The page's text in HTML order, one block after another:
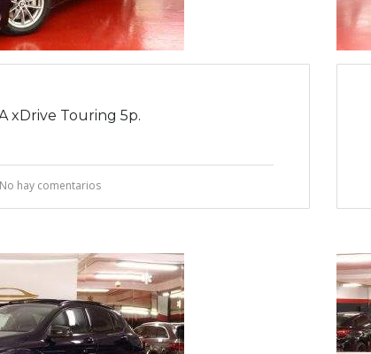
xDrive Touring 5p.
No hay comentarios